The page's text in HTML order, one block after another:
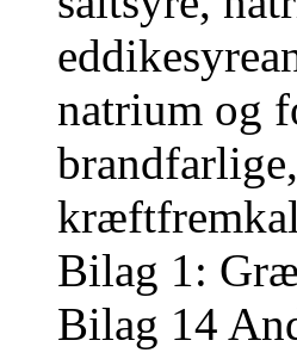
natrium og
Bilag 1:
Bilag 14